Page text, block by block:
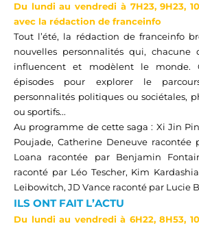
Du lundi au vendredi à 7H23, 9H23,
avec la rédaction de franceinfo
Tout l’été, la rédaction defranceinfo
nouvelles personnalités qui, chacune
influencent et modèlent le monde.
épisodes pour explorer le
personnalités politiques ou sociétales,
ou sportifs...
Au programme de cette saga : Xi Jin
Poujade, Catherine Deneuve racontée
Loana racontée par Benjamin
raconté par Léo Tescher, Kim
Leibowitch, JD Vance raconté par Lucie
ILS ONT FAIT L’ACTU
Du lundi au vendredi à 6H22, 8H53,